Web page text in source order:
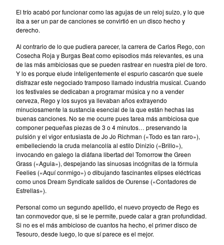
Honeybus
John Perry Exile On Main Street
Killigrew
Mabel Joy
Madbil
Nick Haeffner
Paul Williams
Pete Dello
Primitivos
Santiago Delgado y los
Runaway Lovers
Summer Suns
Tesouro
The Beau Brummels
The Dave Rave Group
El trío acabó por funcionar como las agujas de un reloj suizo, y lo que
iba a ser un par de canciones se convirtió en un disco hecho y
derecho.
Al contrario de lo que pudiera parecer, la carrera de Carlos Rego, con
Cosecha Roja y Burgas Beat como episodios más relevantes, es una
de las más ambiciosas que se pueden rastrear en nuestra piel de toro.
Y lo es porque elude inteligentemente el espurio cascarón que suele
disfrazar este negociado tramposo llamado industria musical. Cuando
los festivales se dedicaban a programar música y no a vender
cerveza, Rego y los suyos ya llevaban años extrayendo
minuciosamente la sustancia esencial de la que están hechas las
buenas canciones. No se me ocurre pues tarea más ambiciosa que
componer pequeñas piezas de 3 o 4 minutos… preservando la
pulsión y el vigor entusiasta de Jo Jo Richman («Todo es tan raro»),
embelleciendo la cruda melancolía al estilo Dinizio («Brillo»),
invocando en galego la diáfana libertad del Tomorrow the Green
Grass («Aguia»), despejando las sinuosas incógnitas de la fórmula
Feelies («Aquí conmigo») o dibujando fascinantes elipses eléctricas
como unos Dream Syndicate salidos de Ourense («Contadores de
Estrellas»).
Personal como un segundo apellido, el nuevo proyecto de Rego es
tan conmovedor que, si se le permite, puede calar a gran profundidad.
Si no es el más ambicioso de cuantos ha hecho, el primer disco de
Tesouro, desde luego, lo que sí parece es el mejor.